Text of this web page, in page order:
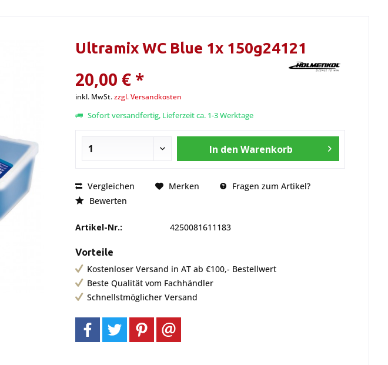
Ultramix WC Blue 1x 150g24121
20,00 € *
inkl. MwSt.zzgl. Versandkosten
Sofort versandfertig, Lieferzeit ca. 1-3 Werktage
In den Warenkorb
Vergleichen Merken
Fragen zum Artikel?
Bewerten
Artikel-Nr.: 4250081611183
Vorteile
Kostenloser Versand in AT ab €100,- Bestellwert
Beste Qualität vom Fachhändler
Schnellstmöglicher Versand